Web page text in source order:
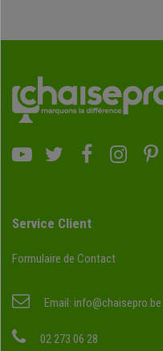
Service Client
Formulaire de Contact
Email: info@chaisepro.be
02 273 06 28